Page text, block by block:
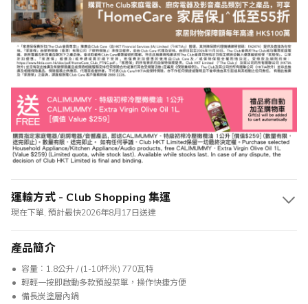
運輸方式 - Club Shopping 集運
現在下單, 預計最快2026年8月17日送達
產品簡介
容量︰1.8公升 / (1-10杯米) 770瓦特
輕輕一按即啟動多款預設菜單，操作快捷方便
備長炭塗層內鍋